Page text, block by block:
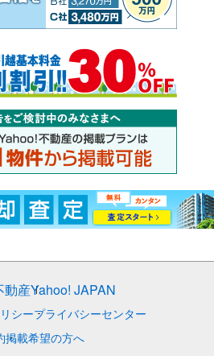
動産Yahoo! JAPAN
シープライバシーセンター
掲載希望の方へ